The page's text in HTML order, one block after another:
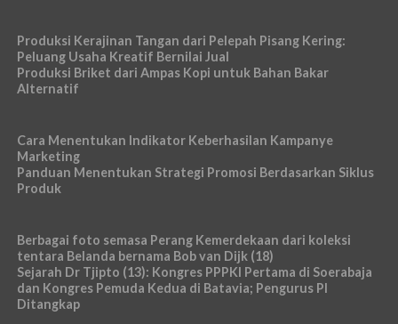
Produksi Kerajinan Tangan dari Pelepah Pisang Kering:
Peluang Usaha Kreatif Bernilai Jual
Produksi Briket dari Ampas Kopi untuk Bahan Bakar
Alternatif
Cara Menentukan Indikator Keberhasilan Kampanye
Marketing
Panduan Menentukan Strategi Promosi Berdasarkan Siklus
Produk
Berbagai foto semasa Perang Kemerdekaan dari koleksi
tentara Belanda bernama Bob van Dijk (18)
Sejarah Dr Tjipto (13): Kongres PPPKI Pertama di Soerabaja
dan Kongres Pemuda Kedua di Batavia; Pengurus PI
Ditangkap